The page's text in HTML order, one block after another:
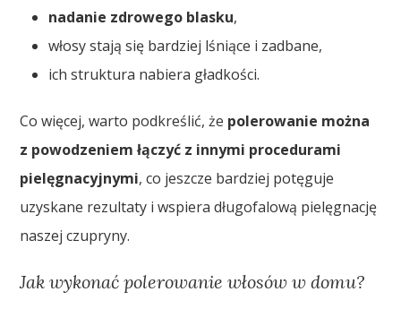
nadanie zdrowego blasku,
włosy stają się bardziej lśniące i zadbane,
ich struktura nabiera gładkości.
Co więcej, warto podkreślić, że polerowanie można
z powodzeniem łączyć z innymi procedurami
pielęgnacyjnymi, co jeszcze bardziej potęguje
uzyskane rezultaty i wspiera długofalową pielęgnację
naszej czupryny.
Jak wykonać polerowanie włosów w domu?